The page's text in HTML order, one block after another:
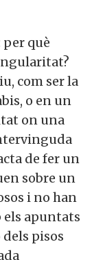
què
com ser la
o en un
on una
de fer un
sobre un
i no han
els apuntats
pisos